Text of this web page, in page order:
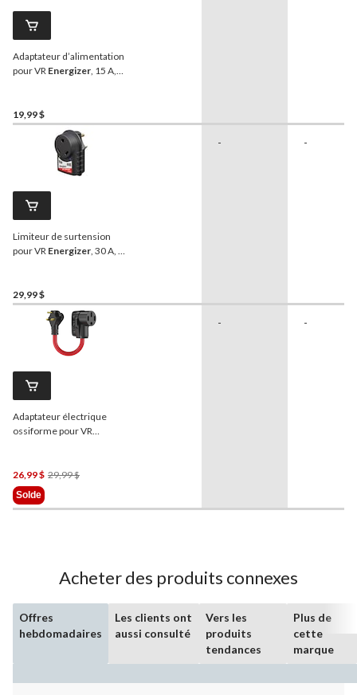
Adaptateur d’alimentation
pour VR Energizer, 15 A,
19,99 $
Limiteur de surtension
pour VR Energizer, 30 A, 1
29,99 $
- -
Adaptateur électrique
ossiforme pour VR
26,99 $ 29,99 $Prix
29,99 $
Solde
- -
Acheter des produits connexes
Offres
hebdomadaires
Les clients ont
aussi consulté
Vers les
produits
tendances
Plus de
cette
marque